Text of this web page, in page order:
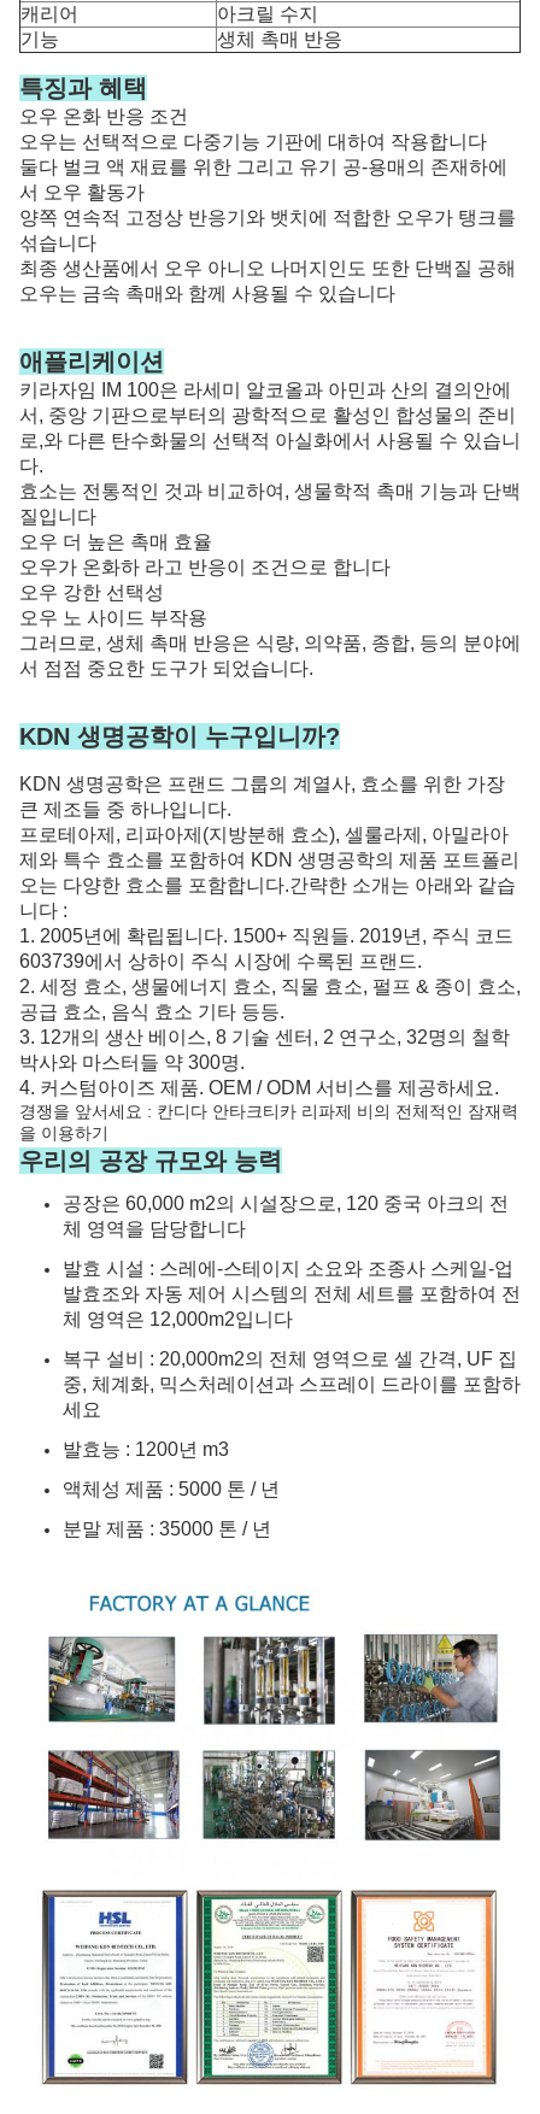
캐리어
아크릴 수지
기능
생체 촉매 반응
특징과 혜택
오우 온화 반응 조건
오우는 선택적으로 다중기능 기판에 대하여 작용합니다
둘다 벌크 액 재료를 위한 그리고 유기 공-용매의 존재하에
서 오우 활동가
양쪽 연속적 고정상 반응기와 뱃치에 적합한 오우가 탱크를
섞습니다
최종 생산품에서 오우 아니오 나머지인도 또한 단백질 공해
오우는 금속 촉매와 함께 사용될 수 있습니다
애플리케이션
키라자임 IM 100은 라세미 알코올과 아민과 산의 결의안에
서, 중앙 기판으로부터의 광학적으로 활성인 합성물의 준비
로,와 다른 탄수화물의 선택적 아실화에서 사용될 수 있습니
다.
효소는 전통적인 것과 비교하여, 생물학적 촉매 기능과 단백
질입니다
오우 더 높은 촉매 효율
오우가 온화하 라고 반응이 조건으로 합니다
오우 강한 선택성
오우 노 사이드 부작용
그러므로, 생체 촉매 반응은 식량, 의약품, 종합, 등의 분야에
서 점점 중요한 도구가 되었습니다.
KDN 생명공학이 누구입니까?
KDN 생명공학은 프랜드 그룹의 계열사, 효소를 위한 가장
큰 제조들 중 하나입니다.
프로테아제, 리파아제(지방분해 효소), 셀룰라제, 아밀라아
제와 특수 효소를 포함하여 KDN 생명공학의 제품 포트폴리
오는 다양한 효소를 포함합니다.간략한 소개는 아래와 같습
니다 :
1. 2005년에 확립됩니다. 1500+ 직원들. 2019년, 주식 코드
603739에서 상하이 주식 시장에 수록된 프랜드.
2. 세정 효소, 생물에너지 효소, 직물 효소, 펄프 & 종이 효소,
공급 효소, 음식 효소 기타 등등.
3. 12개의 생산 베이스, 8 기술 센터, 2 연구소, 32명의 철학
박사와 마스터들 약 300명.
4. 커스텀아이즈 제품. OEM / ODM 서비스를 제공하세요.
경쟁을 앞서세요 : 칸디다 안타크티카 리파제 비의 전체적인 잠재력
을 이용하기
우리의 공장 규모와 능력
공장은 60,000 m2의 시설장으로, 120 중국 아크의 전
체 영역을 담당합니다
발효 시설 : 스레에-스테이지 소요와 조종사 스케일-업
발효조와 자동 제어 시스템의 전체 세트를 포함하여 전
체 영역은 12,000m2입니다
복구 설비 : 20,000m2의 전체 영역으로 셀 간격, UF 집
중, 체계화, 믹스처레이션과 스프레이 드라이를 포함하
세요
발효능 : 1200년 m3
액체성 제품 : 5000 톤 / 년
분말 제품 : 35000 톤 / 년